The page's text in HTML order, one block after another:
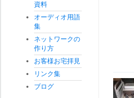
資料
オーディオ用語
集
ネットワークの
作り方
お客様お宅拝見
リンク集
ブログ